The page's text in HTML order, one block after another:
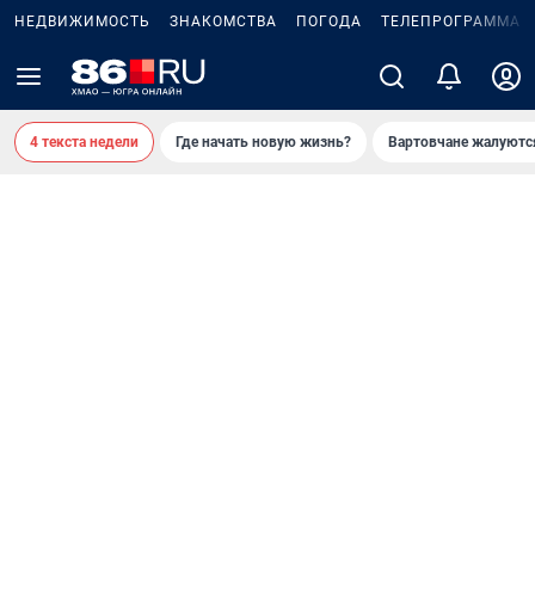
НЕДВИЖИМОСТЬ ЗНАКОМСТВА ПОГОДА ТЕЛЕПРОГРАММА
4 текста недели Где начать новую жизнь? Вартовчане